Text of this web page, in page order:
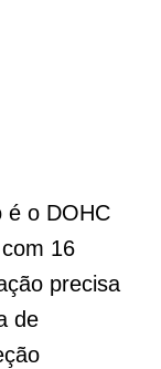
é o DOHC
16
precisa
de